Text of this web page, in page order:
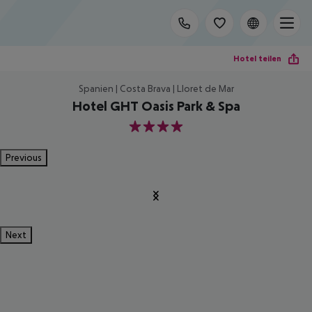
Hotel teilen
Spanien | Costa Brava | Lloret de Mar
Hotel GHT Oasis Park & Spa
4
Previous
Next